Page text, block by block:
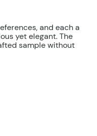
and each a
yet elegant. The
sample without